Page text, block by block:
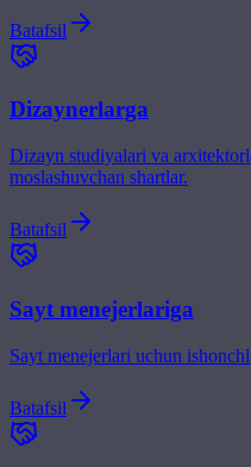
Batafsil
Dizaynerlarga
Dizayn studiyalari va
moslashuvchan shartlar.
Batafsil
Sayt menejerlariga
Sayt menejerlari uchun
Batafsil